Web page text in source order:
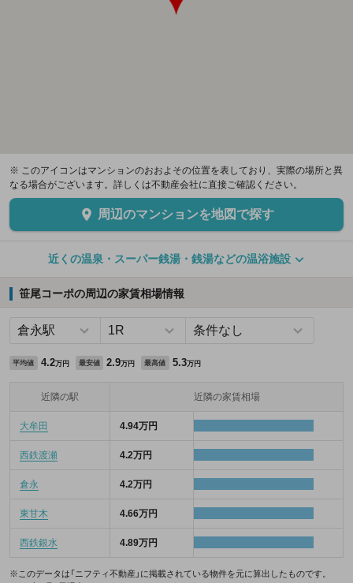
※ このアイコンはマンションのおおよその位置を表しており、実際の場所と異
なる場合がございます。詳しくは不動産会社に直接ご確認ください。
周辺のマンションを地図で探す
近くの温泉・スーパー銭湯・銭湯などの温浴施設
笹尾コーポの周辺の家賃相場情報
平均値 4.2万円 最安値 2.9万円 最高値 5.3万円
近隣の駅 近隣の家賃相場
大牟田 4.94万円
西鉄渡瀬 4.2万円
倉永 4.2万円
東甘木 4.66万円
西鉄銀水 4.89万円
※このデータは「ニフティ不動産」に掲載されている物件を元に算出したものです。